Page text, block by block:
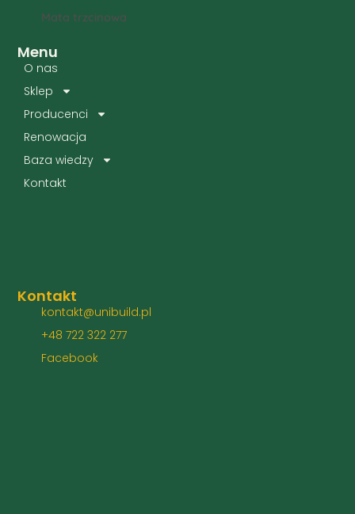
Menu
O nas
Sklep
Producenci
Renowacja
Baza wiedzy
Kontakt
Mata trzcinowa
Kontakt
kontakt@unibuild.pl
+48 722 322 277
Facebook